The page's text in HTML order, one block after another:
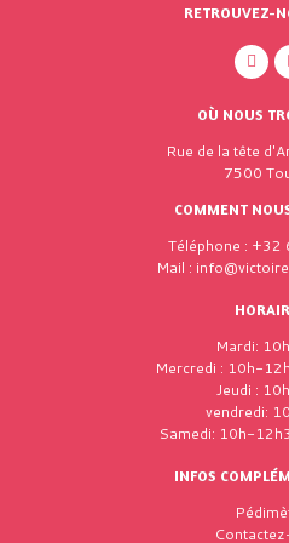
RETROUVEZ-
OÙ NOUS
Rue de la tête
7500
COMMENT
Téléphone : +32
Mail :
Mardi:
Mercredi : 10h-
Jeudi :
vendredi:
Samedi: 10h-
INFOS